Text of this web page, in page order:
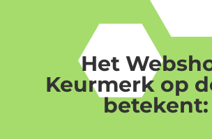
Het
Keurmerk op
betekent: